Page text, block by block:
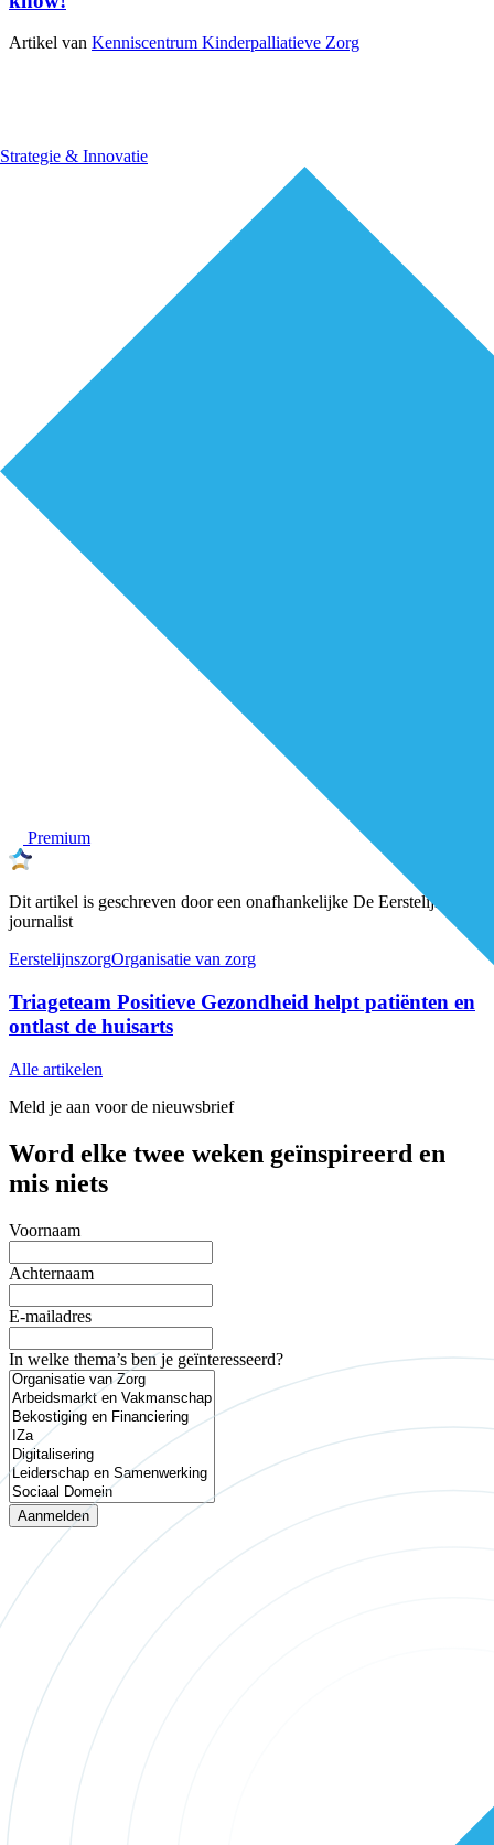
Strategie & Innovatie
Artikel van Kenniscentrum Kinderpalliatieve Zorg
Premium
Dit artikel is geschreven door een onafhankelijke De Eerstelijns-
journalist
EerstelijnszorgOrganisatie van zorg
Triageteam Positieve Gezondheid helpt patiënten en
ontlast de huisarts
Alle artikelen
Meld je aan voor de nieuwsbrief
Word elke twee weken geïnspireerd en
mis niets
Voornaam
Achternaam
E-mailadres
In welke thema’s ben je geïnteresseerd?
Aanmelden